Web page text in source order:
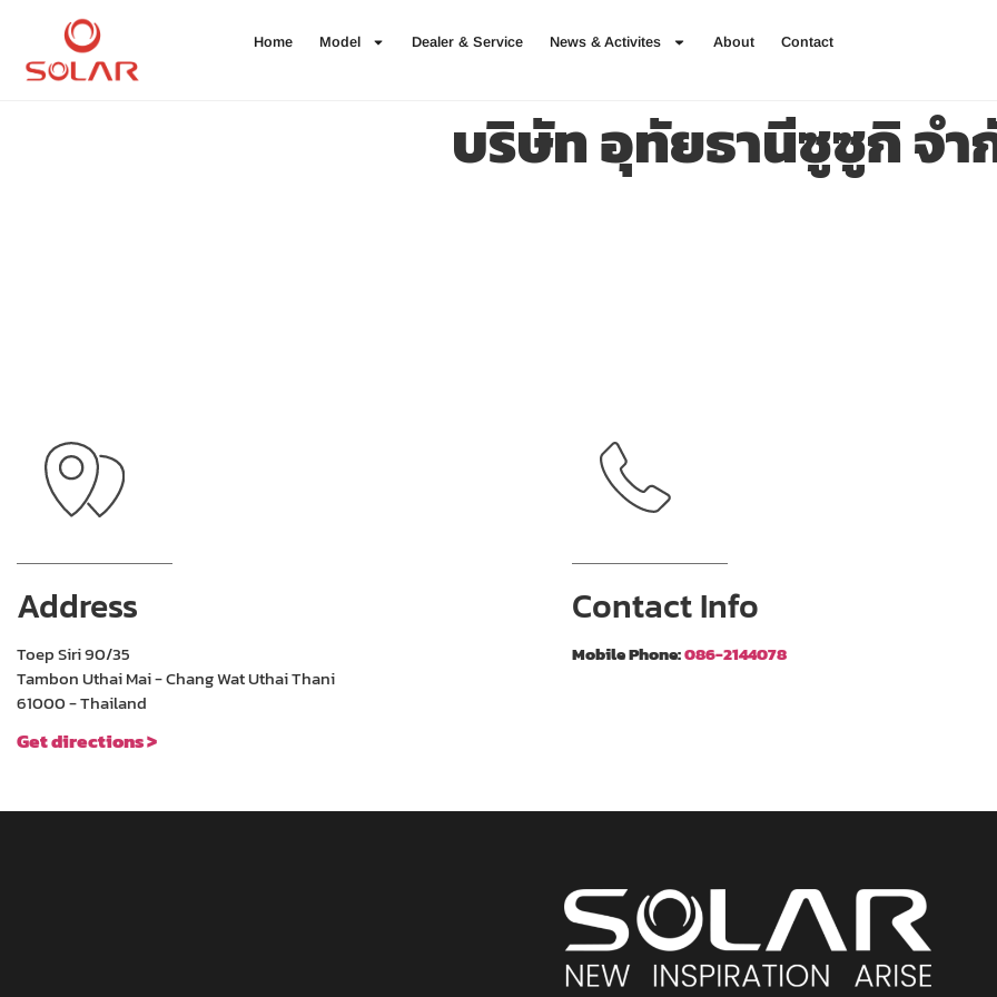
Home Model Dealer & Service News & Activites About Contact
บริษัท อุทัยธานีซูซูกิ จำ
Address
Toep Siri 90/35
Tambon Uthai Mai - Chang Wat Uthai Thani
61000 - Thailand
Get directions >
Contact Info
Mobile Phone:086-2144078